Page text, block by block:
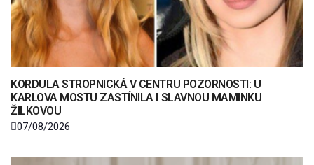
KORDULA STROPNICKÁ V CENTRU POZORNOSTI: U
KARLOVA MOSTU ZASTÍNILA I SLAVNOU MAMINKU
ŽILKOVOU
07/08/2026